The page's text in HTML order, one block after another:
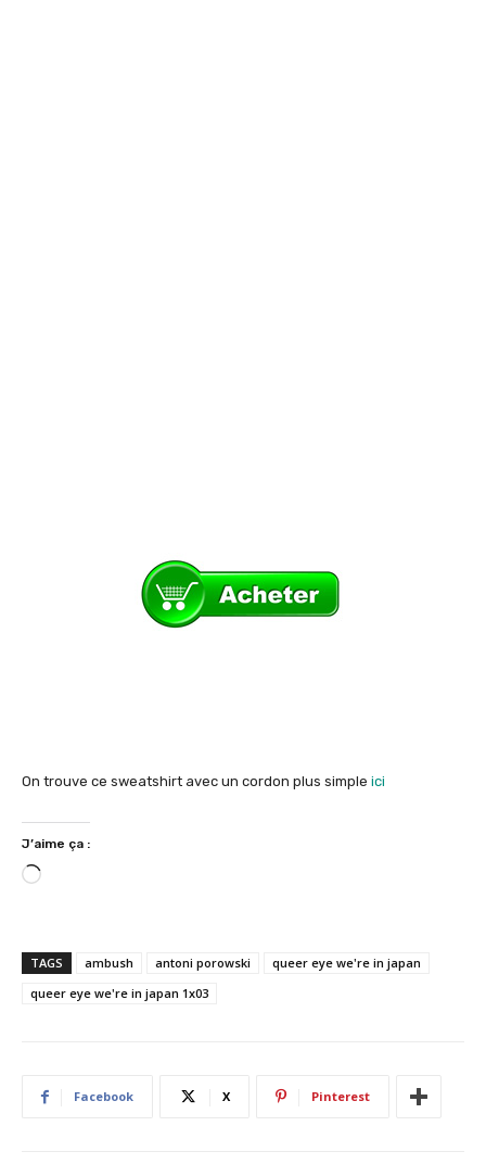
On trouve ce sweatshirt avec un cordon plus simple ici
J’aime ça :
C
r
g
e
t
TAGS ambush antoni porowski
queer eye we're in japan
queer eye we're in japan 1x03
Facebook X Pinterest